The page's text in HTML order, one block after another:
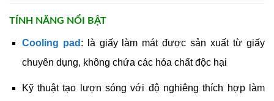
TÍNH NĂNG NỔI BẬT
Cooling pad : là giấy làm mát được sản xuất từ giấy
chuyên dụng, không chứa các hóa chất độc hại
Kỹ thuật tạo lượn sóng với độ nghiêng thích hợp làm